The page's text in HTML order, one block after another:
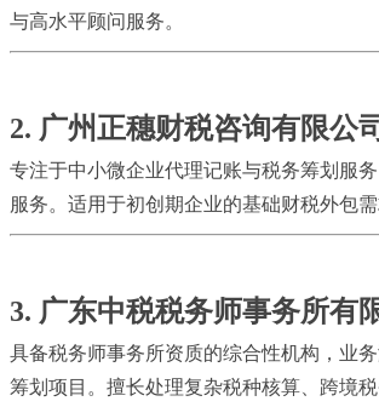
与高水平顾问服务。
2. 广州正穗财税咨询有限公
专注于中小微企业代理记账与税务筹划服
服务。适用于初创期企业的基础财税外包
3. 广东中税税务师事务所有
具备税务师事务所资质的综合性机构，业
筹划项目。擅长处理复杂税种核算、跨境